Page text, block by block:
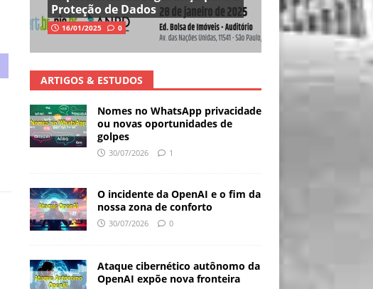
Proteção de Dados
16/01/2025 0
ARTIGOS & ESTUDOS
Nomes no WhatsApp privacidade
ou novas oportunidades de
golpes
30/07/2026 1
O incidente da OpenAI e o fim da
nossa zona de conforto
30/07/2026 0
Ataque cibernético autônomo da
OpenAI expõe nova fronteira